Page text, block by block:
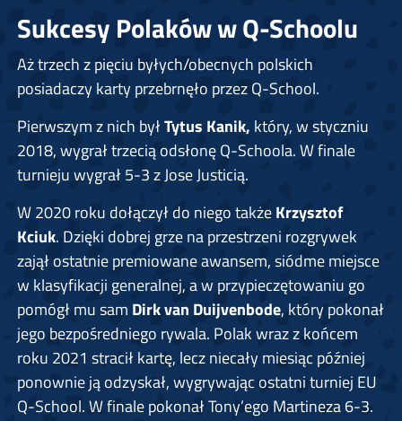
Sukcesy Polaków w Q-Schoolu
Aż trzech z pięciu byłych/obecnych polskich
posiadaczy karty przebrnęło przez Q-School.
Pierwszym z nich byłTytus Kanik, który, w styczniu
2018, wygrał trzecią odsłonę Q-Schoola. W finale
turnieju wygrał 5-3 z Jose Justicią.
W 2020 roku dołączył do niego takżeKrzysztof
Kciuk. Dzięki dobrej grze na przestrzeni rozgrywek
zajął ostatnie premiowane awansem, siódme miejsce
w klasyfikacji generalnej, a w przypieczętowaniu go
pomógł mu sam Dirk van Duijvenbode, który pokonał
jego bezpośredniego rywala. Polak wraz z końcem
roku 2021 stracił kartę, lecz niecały miesiąc później
ponownie ją odzyskał, wygrywając ostatni turniej EU
Q-School. W finale pokonał Tony’ego Martineza 6-3.